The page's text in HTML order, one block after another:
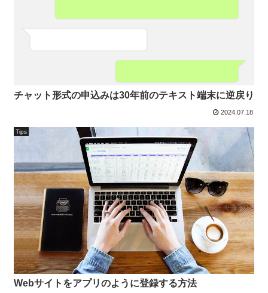
チャット形式の申込みは30年前のテキスト端末に逆戻り
2024.07.18
Tips
Webサイトをアプリのように登録する方法